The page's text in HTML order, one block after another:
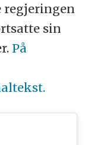
regjeringen
sin
På